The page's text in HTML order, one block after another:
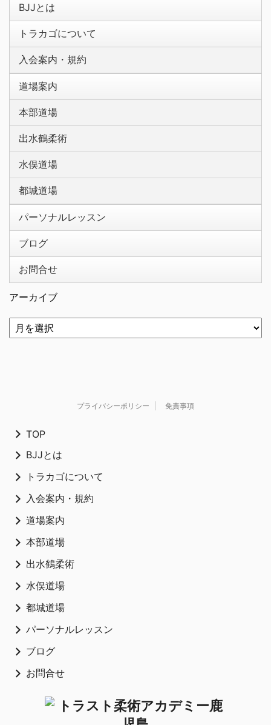
BJJとは
トラカゴについて
入会案内・規約
道場案内
本部道場
出水鶴柔術
水俣道場
都城道場
パーソナルレッスン
ブログ
お問合せ
アーカイブ
プライバシーポリシー 免責事項
TOP
BJJとは
トラカゴについて
入会案内・規約
道場案内
本部道場
出水鶴柔術
水俣道場
都城道場
パーソナルレッスン
ブログ
お問合せ